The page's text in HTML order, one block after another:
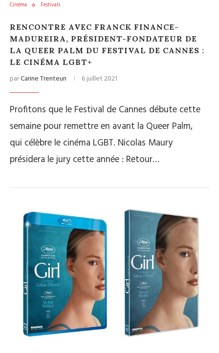
Cinéma Festivals
RENCONTRE AVEC FRANCK FINANCE-
MADUREIRA, PRÉSIDENT-FONDATEUR DE
LA QUEER PALM DU FESTIVAL DE CANNES :
LE CINÉMA LGBT+
parCarine Trenteun 6 juillet 2021
Profitons que le Festival de Cannes débute cette
semaine pour remettre en avant la Queer Palm,
qui célèbre le cinéma LGBT. Nicolas Maury
présidera le jury cette année : Retour…